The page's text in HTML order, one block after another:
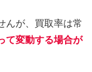
んが、買取率は常
て変動する場合が